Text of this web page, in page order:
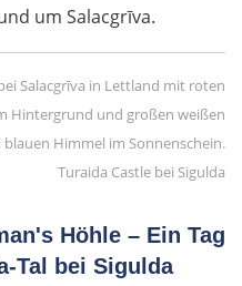
um Salacgrīva.
Turaida Castle bei Sigulda
Höhle – Ein Tag
Tal bei Sigulda